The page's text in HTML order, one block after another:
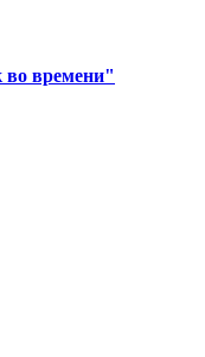
времени"